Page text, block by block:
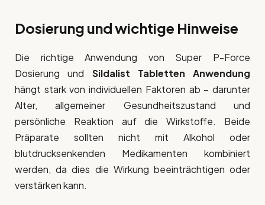
Dosierung und wichtige Hinweise
Die richtige Anwendung von Super P-Force
Dosierung und Sildalist Tabletten Anwendung
hängt stark von individuellen Faktoren ab – darunter
Alter, allgemeiner Gesundheitszustand und
persönliche Reaktion auf die Wirkstoffe. Beide
Präparate sollten nicht mit Alkohol oder
blutdrucksenkenden Medikamenten kombiniert
werden, da dies die Wirkung beeinträchtigen oder
verstärken kann.